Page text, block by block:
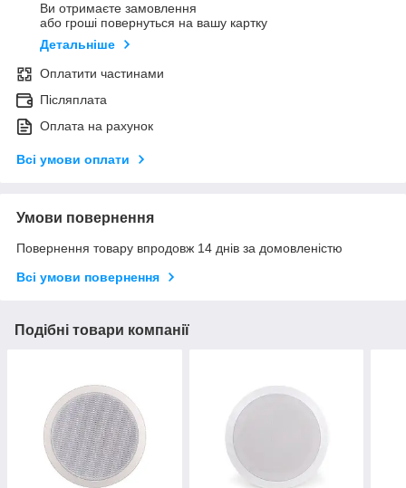
Ви отримаєте замовлення
або гроші повернуться на вашу картку
Детальніше
Оплатити частинами
Післяплата
Оплата на рахунок
Всі умови оплати
Умови повернення
Повернення товару впродовж 14 днів за домовленістю
Всі умови повернення
Подібні товари компанії